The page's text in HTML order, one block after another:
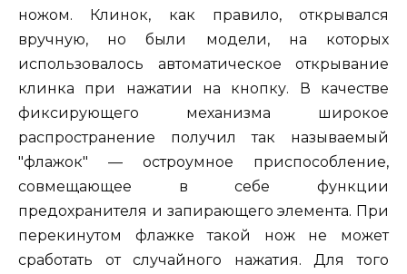
ножом. Клинок, как правило, открывался
вручную, но были модели, на которых
использовалось автоматическое открывание
клинка при нажатии на кнопку. В качестве
фиксирующего механизма широкое
распространение получил так называемый
"флажок" — остроумное приспособление,
совмещающее в себе функции
предохранителя и запирающего элемента. При
перекинутом флажке такой нож не может
сработать от случайного нажатия. Для того